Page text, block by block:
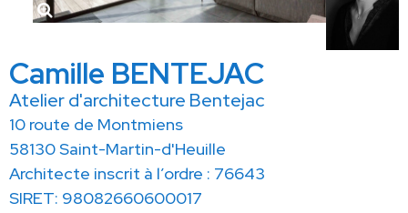
Camille BENTEJAC
Atelier d'architecture Bentejac
10 route de Montmiens
58130 Saint-Martin-d'Heuille
Architecte inscrit à l’ordre : 76643
SIRET: 98082660600017